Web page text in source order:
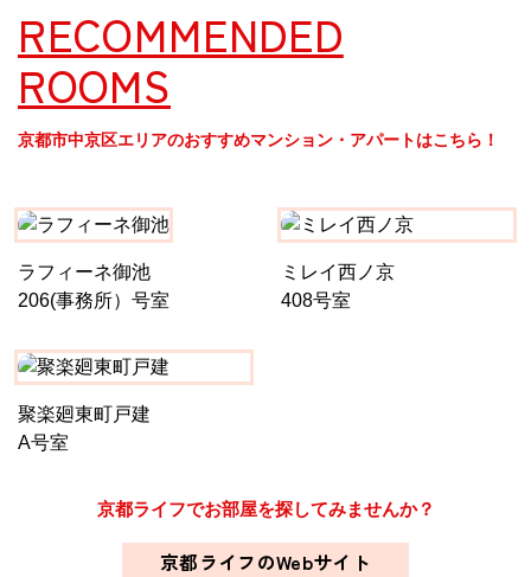
RECOMMENDED
ROOMS
京都市中京区エリアのおすすめマンション・アパートはこちら！
ラフィーネ御池
206(事務所）号室
ミレイ西ノ京
408号室
聚楽廻東町戸建
A号室
京都ライフでお部屋を探してみませんか？
京都ライフのWebサイト